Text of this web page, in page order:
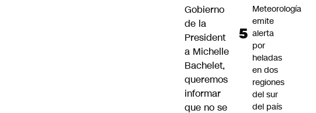
Gobierno
de la
President
a Michelle
Bachelet,
queremos
informar
que no se
Meteorología
emite
alerta
por
heladas
en dos
regiones
del sur
del país